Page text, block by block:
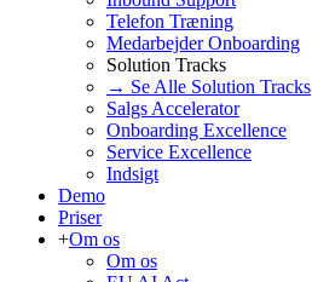
Telefon Træning
Medarbejder Onboarding
Solution Tracks
→ Se Alle Solution Tracks
Salgs Accelerator
Onboarding Excellence
Service Excellence
Indsigt
Demo
Priser
+Om os
Om os